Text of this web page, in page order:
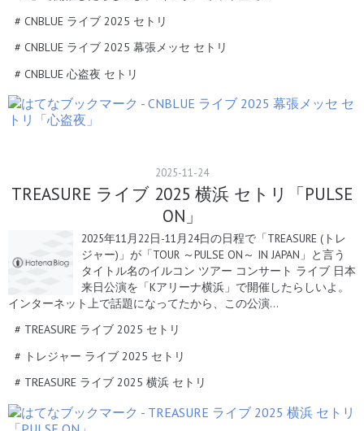
# CNBLUE ライブ 2025 セトリ
# CNBLUE ライブ 2025 幕張メッセ セトリ
# CNBLUE 心盗夜 セトリ
2025-11-24
TREASURE ライブ 2025 横浜 セトリ「PULSE
ON」
2025年11月22日-11月24日の日程で「TREASURE (トレ
ジャー)」が「TOUR ～PULSE ON～ IN JAPAN」と言う
タイトル名のイルコン ツアー コンサート ライブ 日本
来日公演を「Kアリーナ横浜」で開催したらしいよ。
インターネット上で話題になってたから、この公演…
# TREASURE ライブ 2025 セトリ
# トレジャー ライブ 2025 セトリ
# TREASURE ライブ 2025 横浜 セトリ